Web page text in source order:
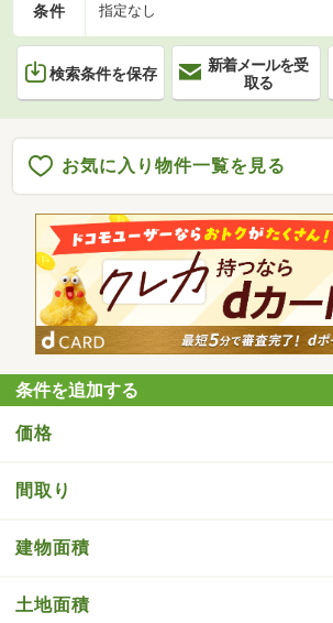
条件 指定なし
検索条件を保存
新着メールを受
取る
お気に入り物件一覧を見る
条件を追加する
価格
間取り
建物面積
土地面積